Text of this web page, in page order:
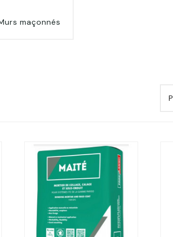
maçonnés